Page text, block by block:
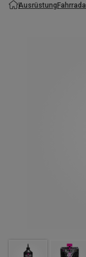
Ausrüstung